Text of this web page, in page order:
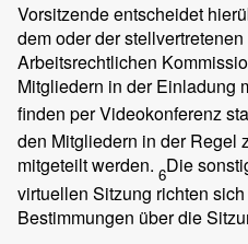
Vorsitzende entscheidet
dem oder der
Arbeitsrechtlichen
Mitgliedern in der Einladung
finden per Videokonferenz
den Mitgliedern in der Regel
mitgeteilt werden. 6Die
virtuellen Sitzung richten
Bestimmungen über die